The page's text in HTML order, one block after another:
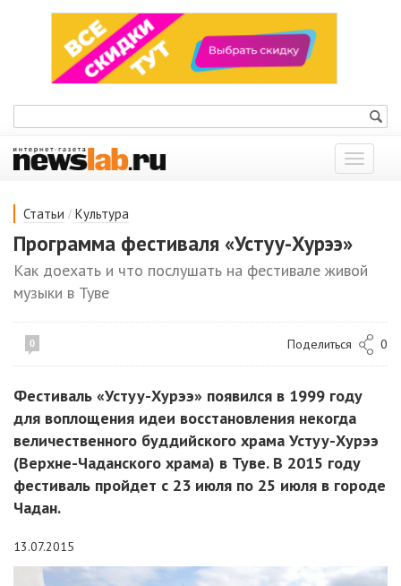
Показать
меню
Статьи / Культура
Программа фестиваля «Устуу-Хурээ»
Как доехать и что послушать на фестивале живой
музыки в Туве
0 Поделиться 0
Фестиваль «Устуу-Хурээ» появился в 1999 году
для воплощения идеи восстановления некогда
величественного буддийского храма Устуу-Хурээ
(Верхне-Чаданского храма) в Туве. В 2015 году
фестиваль пройдет с 23 июля по 25 июля в городе
Чадан.
13.07.2015